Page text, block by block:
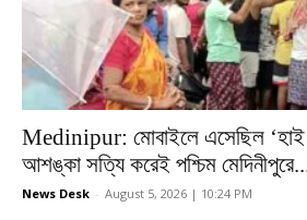
Medinipur: মোবাইলে এসেছিল ‘হাই
আশঙ্কা সত্যি করেই পশ্চিম
News Desk - August 5, 2026 | 10:24 PM